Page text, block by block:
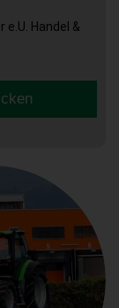
e.U. Handel &